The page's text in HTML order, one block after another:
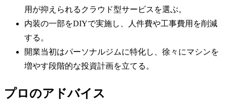
用が抑えられるクラウド型サービスを選ぶ。
内装の一部をDIYで実施し、人件費や工事費用を削減
する。
開業当初はパーソナルジムに特化し、徐々にマシンを
増やす段階的な投資計画を立てる。
プロのアドバイス